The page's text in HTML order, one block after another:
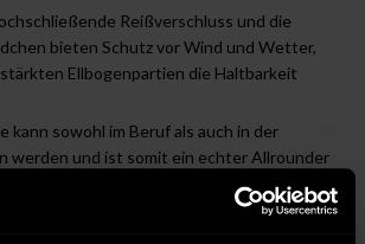
Reißverschluss und die
bieten Schutz vor Wind und Wetter,
Ellbogenpartien die Haltbarkeit
kann sowohl im Beruf als auch in der
werden und ist somit ein echter Allrounder